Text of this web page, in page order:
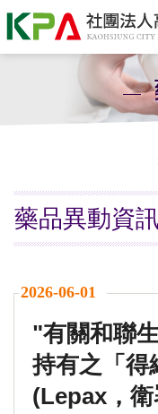
藥品異動資訊
2026-06-01
"有關和聯
持有之「得
(Lepax，